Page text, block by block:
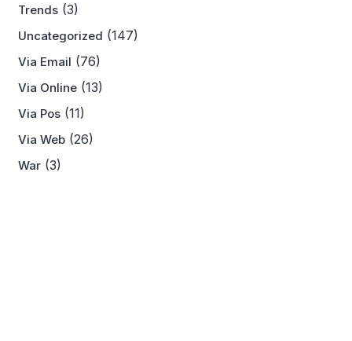
Trends (3)
Uncategorized (147)
Via Email (76)
Via Online (13)
Via Pos (11)
Via Web (26)
War (3)